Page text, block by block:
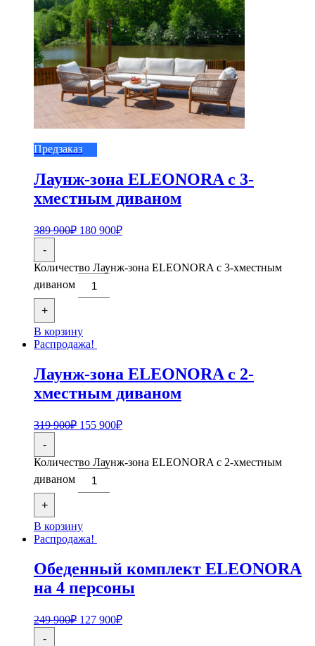
Предзаказ
Лаунж-зона ELEONORA с 3-
хместным диваном
389 900₽ 180 900₽
-
Количество Лаунж-зона ELEONORA с 3-хместным
диваном
+
В корзину
Распродажа!
Лаунж-зона ELEONORA с 2-
хместным диваном
319 900₽ 155 900₽
-
Количество Лаунж-зона ELEONORA с 2-хместным
диваном
+
В корзину
Распродажа!
Обеденный комплект ELEONORA
на 4 персоны
249 900₽ 127 900₽
-